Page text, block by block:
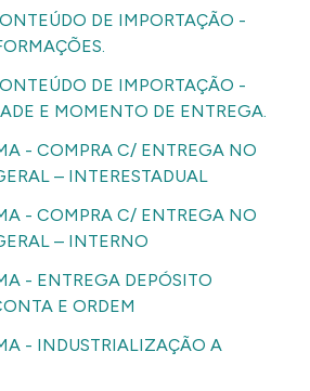
DE IMPORTAÇÃO -
DE IMPORTAÇÃO -
E MOMENTO DE ENTREGA.
- COMPRA C/ ENTREGA NO
– INTERESTADUAL
- COMPRA C/ ENTREGA NO
– INTERNO
- ENTREGA DEPÓSITO
E ORDEM
- INDUSTRIALIZAÇÃO A